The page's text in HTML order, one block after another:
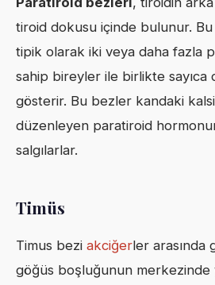
tiroid dokusu içinde bulunur.
tipik olarak iki veya daha fazla
sahip bireyler ile birlikte sayıca
gösterir. Bu bezler kandaki
düzenleyen paratiroid
salgılarlar.
Timüs
Timus bezi akciğerler arasında
göğüs boşluğunun merkezinde